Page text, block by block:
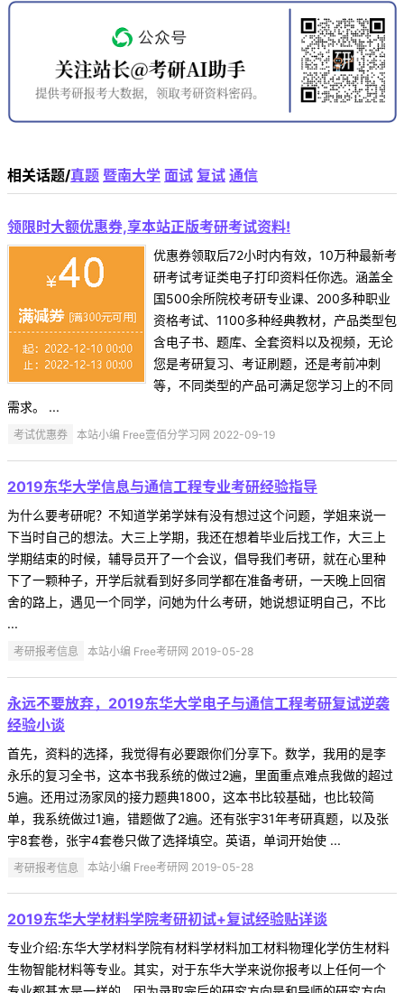
相关话题/真题 暨南大学 面试 复试 通信
领限时大额优惠券,享本站正版考研考试资料!
优惠券领取后72小时内有效，10万种最新考
研考试考证类电子打印资料任你选。涵盖全
国500余所院校考研专业课、200多种职业
资格考试、1100多种经典教材，产品类型包
含电子书、题库、全套资料以及视频，无论
您是考研复习、考证刷题，还是考前冲刺
等，不同类型的产品可满足您学习上的不同
需求。 ...
考试优惠券 本站小编 Free壹佰分学习网 2022-09-19
2019东华大学信息与通信工程专业考研经验指导
为什么要考研呢？不知道学弟学妹有没有想过这个问题，学姐来说一
下当时自己的想法。大三上学期，我还在想着毕业后找工作，大三上
学期结束的时候，辅导员开了一个会议，倡导我们考研，就在心里种
下了一颗种子，开学后就看到好多同学都在准备考研，一天晚上回宿
舍的路上，遇见一个同学，问她为什么考研，她说想证明自己，不比
...
考研报考信息 本站小编 Free考研网 2019-05-28
永远不要放弃，2019东华大学电子与通信工程考研复试逆袭
经验小谈
首先，资料的选择，我觉得有必要跟你们分享下。数学，我用的是李
永乐的复习全书，这本书我系统的做过2遍，里面重点难点我做的超过
5遍。还用过汤家凤的接力题典1800，这本书比较基础，也比较简
单，我系统做过1遍，错题做了2遍。还有张宇31年考研真题，以及张
宇8套卷，张宇4套卷只做了选择填空。英语，单词开始使 ...
考研报考信息 本站小编 Free考研网 2019-05-28
2019东华大学材料学院考研初试+复试经验贴详谈
专业介绍:东华大学材料学院有材料学材料加工材料物理化学仿生材料
生物智能材料等专业。其实，对于东华大学来说你报考以上任何一个